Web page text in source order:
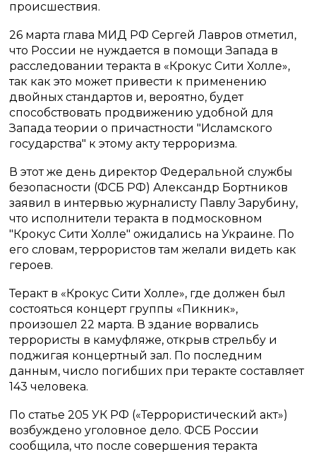
происшествия.
26 марта глава МИД РФ Сергей Лавров отметил,
что России не нуждается в помощи Запада в
расследовании теракта в «Крокус Сити Холле»,
так как это может привести к применению
двойных стандартов и, вероятно, будет
способствовать продвижению удобной для
Запада теории о причастности "Исламского
государства" к этому акту терроризма.
В этот же день директор Федеральной службы
безопасности (ФСБ РФ) Александр Бортников
заявил в интервью журналисту Павлу Зарубину,
что исполнители теракта в подмосковном
"Крокус Сити Холле" ожидались на Украине. По
его словам, террористов там желали видеть как
героев.
Теракт в «Крокус Сити Холле», где должен был
состояться концерт группы «Пикник»,
произошел 22 марта. В здание ворвались
террористы в камуфляже, открыв стрельбу и
поджигая концертный зал. По последним
данным, число погибших при теракте составляет
143 человека.
По статье 205 УК РФ («Террористический акт»)
возбуждено уголовное дело. ФСБ России
сообщила, что после совершения теракта